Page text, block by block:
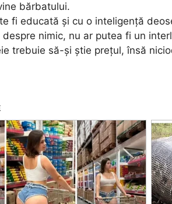
bărbatului.
fi educată și cu o inteligență
nimic, nu ar putea fi un
trebuie să-și știe prețul, însă